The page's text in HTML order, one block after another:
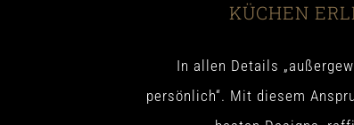
KÜCHEN
In allen Details
persönlich“. Mit diesem